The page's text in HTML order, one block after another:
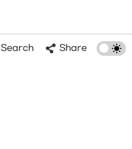
Search Share